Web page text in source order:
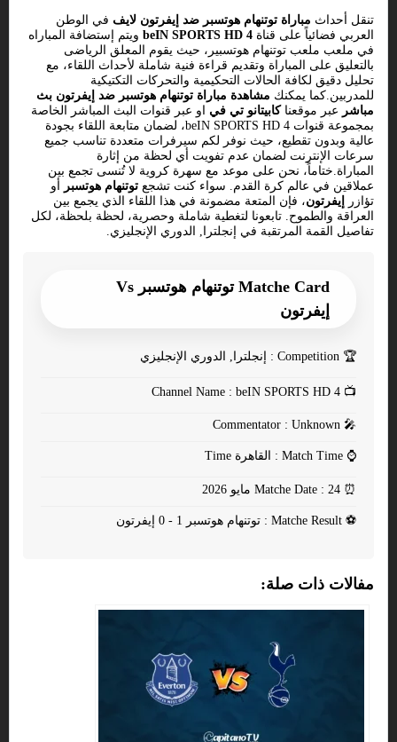
تنقل أحداث مباراة توتنهام هوتسبر ضد إيفرتون لايف في الوطن
العربي فضائياً على قناة beIN SPORTS HD 4 ويتم إستضافة المباراه
في ملعب ملعب توتنهام هوتسبير، حيث يقوم المعلق الرياضى
بالتعليق على المباراة وتقديم قراءة فنية شاملة لأحداث اللقاء، مع
تحليل دقيق لكافة الحالات التحكيمية والتحركات التكتيكية
للمدربين.كما يمكنك مشاهدة مباراة توتنهام هوتسبر ضد إيفرتون بث
مباشر عبر موقعناكابيتانو تي في او عبر قنوات البث المباشر الخاصة
بمجموعة قنوات beIN SPORTS HD 4، لضمان متابعة اللقاء بجودة
عالية وبدون تقطيع، حيث نوفر لكم سيرفرات متعددة تناسب جميع
سرعات الإنترنت لضمان عدم تفويت أي لحظة من إثارة
المباراة.ختاماً، نحن على موعد مع سهرة كروية لا تُنسى تجمع بين
عملاقين في عالم كرة القدم. سواء كنت تشجع توتنهام هوتسبر
أو
تؤازر
إيفرتون، فإن المتعة مضمونة في هذا اللقاء الذي يجمع بين
العراقة والطموح. تابعونا لتغطية شاملة وحصرية، لحظة بلحظة، لكل
تفاصيل القمة المرتقبة في إنجلترا, الدوري الإنجليزي.
Matche Card توتنهام هوتسبر Vs
إيفرتون
🏆
📺
🎤
⌚
⏰
⚽
مفالات ذات صلة: